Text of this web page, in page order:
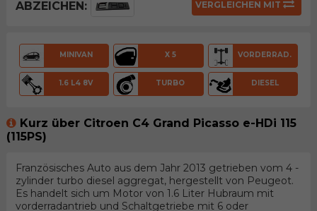
ABZEICHEN: VERGLEICHEN MIT
MINIVAN X 5 VORDERRAD.
1.6 L4 8V TURBO DIESEL
Kurz über Citroen C4 Grand Picasso e-HDi 115
(115PS)
Französisches Auto aus dem Jahr 2013 getrieben vom 4 -
zylinder turbo diesel aggregat, hergestellt von Peugeot.
Es handelt sich um Motor von 1.6 Liter Hubraum mit
vorderradantrieb und Schaltgetriebe mit 6 oder